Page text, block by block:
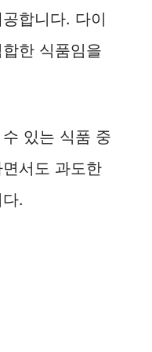
합니다. 다이
한 식품임을
있는 식품 중
서도 과도한
.